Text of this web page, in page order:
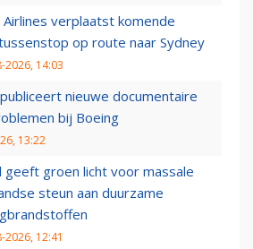
Airlines verplaatst komende
op route naar Sydney
2026, 14:03
nieuwe documentaire
bij Boeing
13:22
geeft groen licht voor massale
steun aan duurzame
2026, 12:41